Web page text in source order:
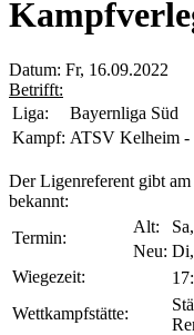
Datum: Fr, 16.09.2022
Betrifft:
Liga:
Bayernliga Süd
Kampf: ATSV Kelheim
Der Ligenreferent gibt
bekannt:
Termin:
Alt:
Neu:
Wiegezeit:
Wettkampfstätte: